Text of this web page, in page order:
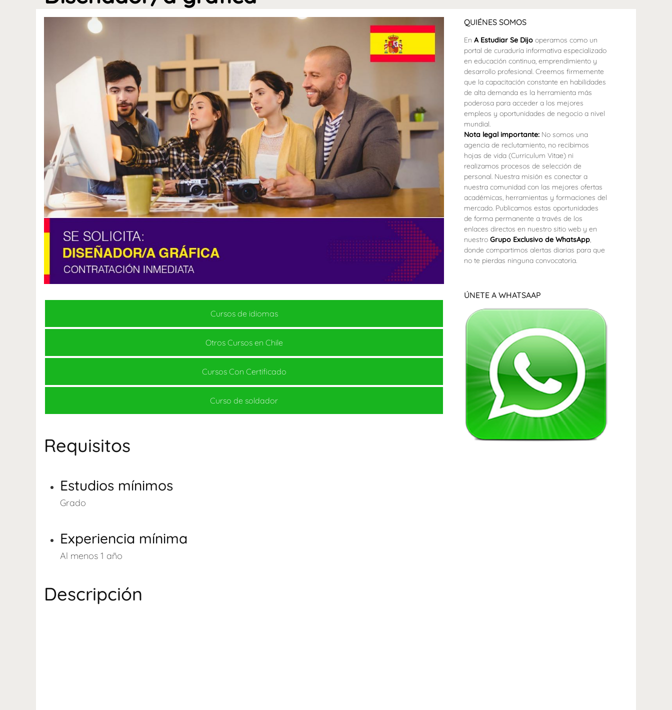
Cursos de idiomas
Otros Cursos en Chile
Cursos Con Certificado
Curso de soldador
Requisitos
Estudios mínimos
Grado
Experiencia mínima
Al menos 1 año
Descripción
QUIÉNES SOMOS
EnA Estudiar Se Dijo operamos como un
portal de curaduría informativa especializado
en educación continua, emprendimiento y
desarrollo profesional. Creemos firmemente
que la capacitación constante en habilidades
de alta demanda es la herramienta más
poderosa para acceder a los mejores
empleos y oportunidades de negocio a nivel
mundial.
Nota legal importante: No somos una
agencia de reclutamiento, no recibimos
hojas de vida (Curriculum Vitae) ni
realizamos procesos de selección de
personal. Nuestra misión es conectar a
nuestra comunidad con las mejores ofertas
académicas, herramientas y formaciones del
mercado. Publicamos estas oportunidades
de forma permanente a través de los
enlaces directos en nuestro sitio web y en
nuestroGrupo Exclusivo de WhatsApp,
donde compartimos alertas diarias para que
no te pierdas ninguna convocatoria.
ÚNETE A WHATSAAP